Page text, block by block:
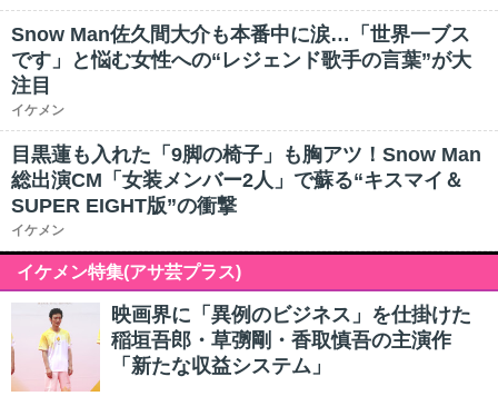
Snow Man佐久間大介も本番中に涙…「世界一ブス
です」と悩む女性への“レジェンド歌手の言葉”が大
注目
イケメン
目黒蓮も入れた「9脚の椅子」も胸アツ！Snow Man
総出演CM「女装メンバー2人」で蘇る“キスマイ＆
SUPER EIGHT版”の衝撃
イケメン
イケメン特集(アサ芸プラス)
映画界に「異例のビジネス」を仕掛けた
稲垣吾郎・草彅剛・香取慎吾の主演作
「新たな収益システム」